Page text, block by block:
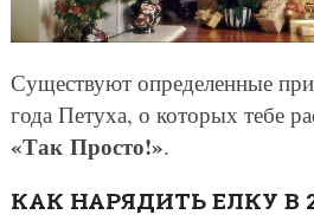
Существуют определенные
года Петуха, о которых тебе
«Так Просто!».
КАК НАРЯДИТЬ ЕЛКУ В